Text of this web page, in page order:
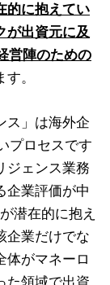
的に抱えてい
が出資元に及
営陣のための
。
ス」は海外企
プロセスです
ジェンス業務
企業評価が中
潜在的に抱え
企業だけでな
体がマネーロ